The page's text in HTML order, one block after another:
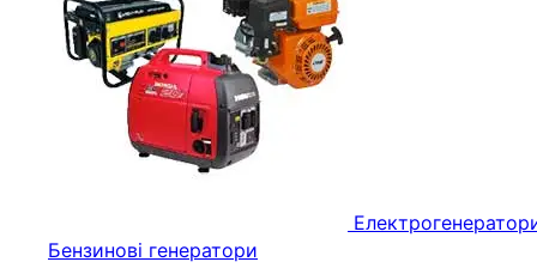
Бензинові генератори